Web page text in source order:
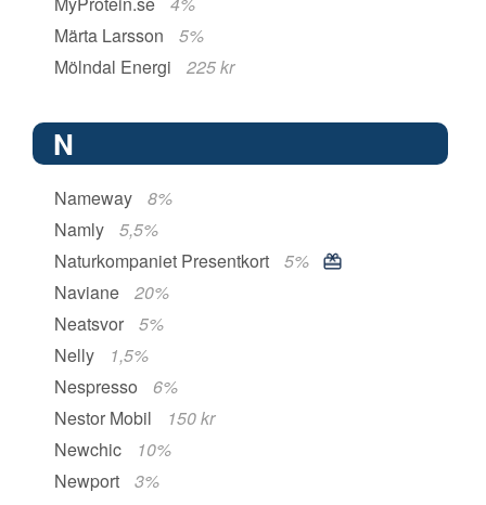
Märta Larsson
5%
Mölndal Energi
225 kr
N
Nameway
8%
Namly
5,5%
Naturkompaniet Presentkort
5%
Naviane
20%
Neatsvor
5%
Nelly
1,5%
Nespresso
6%
Nestor Mobil
150 kr
Newchic
10%
Newport
3%